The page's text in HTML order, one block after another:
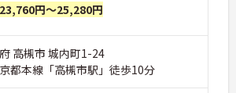
23,760円～25,280円
高槻市 城内町1-24
都本線「高槻市駅」徒歩10分